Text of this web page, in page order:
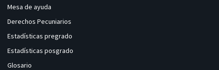
Mesa de ayuda
Derechos Pecuniarios
Estadísticas pregrado
Estadísticas posgrado
Glosario